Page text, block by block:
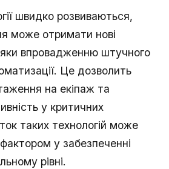
швидко розвиваються,
може отримати нові
впровадженню штучного
Це дозволить
на екіпаж та
у критичних
таких технологій може
у забезпеченні
рівні.